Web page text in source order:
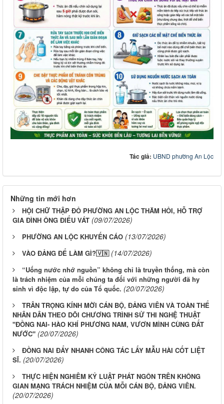
Tác giả: UBND phường An Lộc
Những tin mới hơn
HỘI CHỮ THẬP ĐỎ PHƯỜNG AN LỘC THĂM HỎI, HỖ TRỢ
GIA ĐÌNH ÔNG ĐIỂU VÁT (09/07/2026)
PHƯỜNG AN LỘC KHUYẾN CÁO (13/07/2026)
VÀO ĐẢNG ĐỂ LÀM GÌ?🇻🇳 (14/07/2026)
“Uống nước nhớ nguồn” không chỉ là truyền thống, mà còn
là trách nhiệm của mỗi chúng ta đối với những người đã hy
sinh vì độc lập, tự do của Tổ quốc. (20/07/2026)
TRÂN TRỌNG KÍNH MỜI CÁN BỘ, ĐẢNG VIÊN VÀ TOÀN THỂ
NHÂN DÂN THEO DÕI CHƯƠNG TRÌNH SỬ THI NGHỆ THUẬT
"ĐỒNG NAI- HÀO KHÍ PHƯƠNG NAM, VƯƠN MÌNH CÙNG ĐẤT
NƯỚC" (20/07/2026)
ĐỒNG NAI ĐẨY NHANH CÔNG TÁC LẤY MẪU HÀI CỐT LIỆT
SĨ. (20/07/2026)
THỰC HIỆN NGHIÊM KỶ LUẬT PHÁT NGÔN TRÊN KHÔNG
GIAN MẠNG TRÁCH NHIỆM CỦA MỖI CÁN BỘ, ĐẢNG VIÊN.
(20/07/2026)